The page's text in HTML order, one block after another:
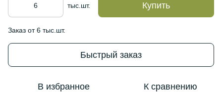
тыс.шт. Купить
Заказ от 6 тыс.шт.
Быстрый заказ
В избранное К сравнению